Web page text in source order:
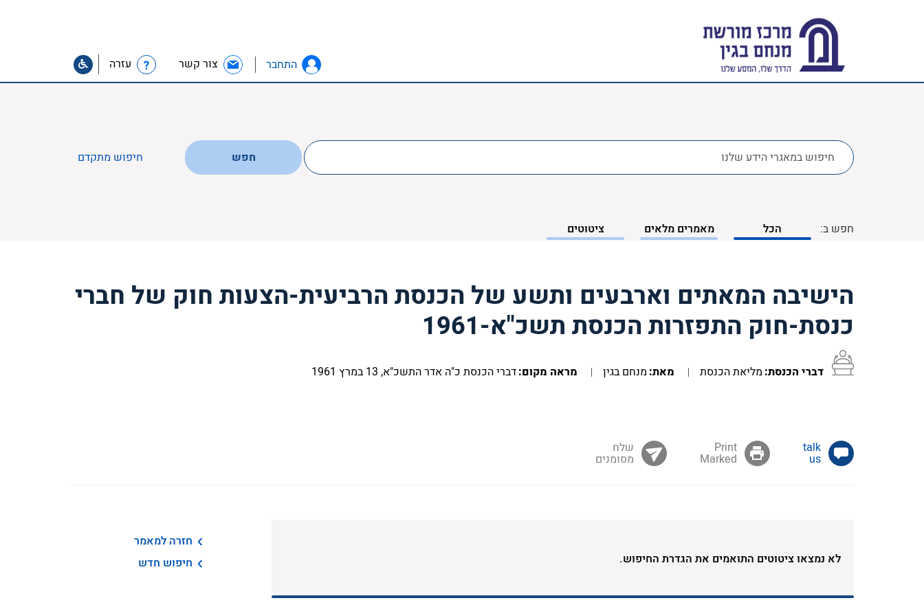
התחבר צור קשר עזרה
לחפש
ב:
חפש חיפוש מתקדם
חפש ב: הכל מאמרים מלאים ציטוטים
הישיבה המאתים וארבעים ותשע של הכנסת הרביעית-הצעות חוק של חברי
כנסת-חוק התפזרות הכנסת תשכ"א-1961
דברי הכנסת: מליאת הכנסת מאת: מנחם בגין מראה מקום:דברי הכנסת כ"ה אדר התשכ"א, 13 במרץ 1961
us
Marked מסומנים
לא נמצאו ציטוטים התואמים את הגדרת החיפוש.
חזרה למאמר
חיפוש חדש